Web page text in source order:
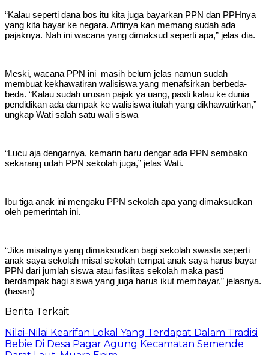
“Kalau seperti dana bos itu kita juga bayarkan PPN dan PPHnya
yang kita bayar ke negara. Artinya kan memang sudah ada
pajaknya. Nah ini wacana yang dimaksud seperti apa,” jelas dia.
Meski, wacana PPN ini masih belum jelas namun sudah
membuat kekhawatiran walisiswa yang menafsirkan berbeda-
beda. “Kalau sudah urusan pajak ya uang, pasti kalau ke dunia
pendidikan ada dampak ke walisiswa itulah yang dikhawatirkan,”
ungkap Wati salah satu wali siswa
“Lucu aja dengarnya, kemarin baru dengar ada PPN sembako
sekarang udah PPN sekolah juga,” jelas Wati.
Ibu tiga anak ini mengaku PPN sekolah apa yang dimaksudkan
oleh pemerintah ini.
“Jika misalnya yang dimaksudkan bagi sekolah swasta seperti
anak saya sekolah misal sekolah tempat anak saya harus bayar
PPN dari jumlah siswa atau fasilitas sekolah maka pasti
berdampak bagi siswa yang juga harus ikut membayar,” jelasnya.
(hasan)
Berita Terkait
Nilai-Nilai Kearifan Lokal Yang Terdapat Dalam Tradisi
Bebie Di Desa Pagar Agung Kecamatan Semende